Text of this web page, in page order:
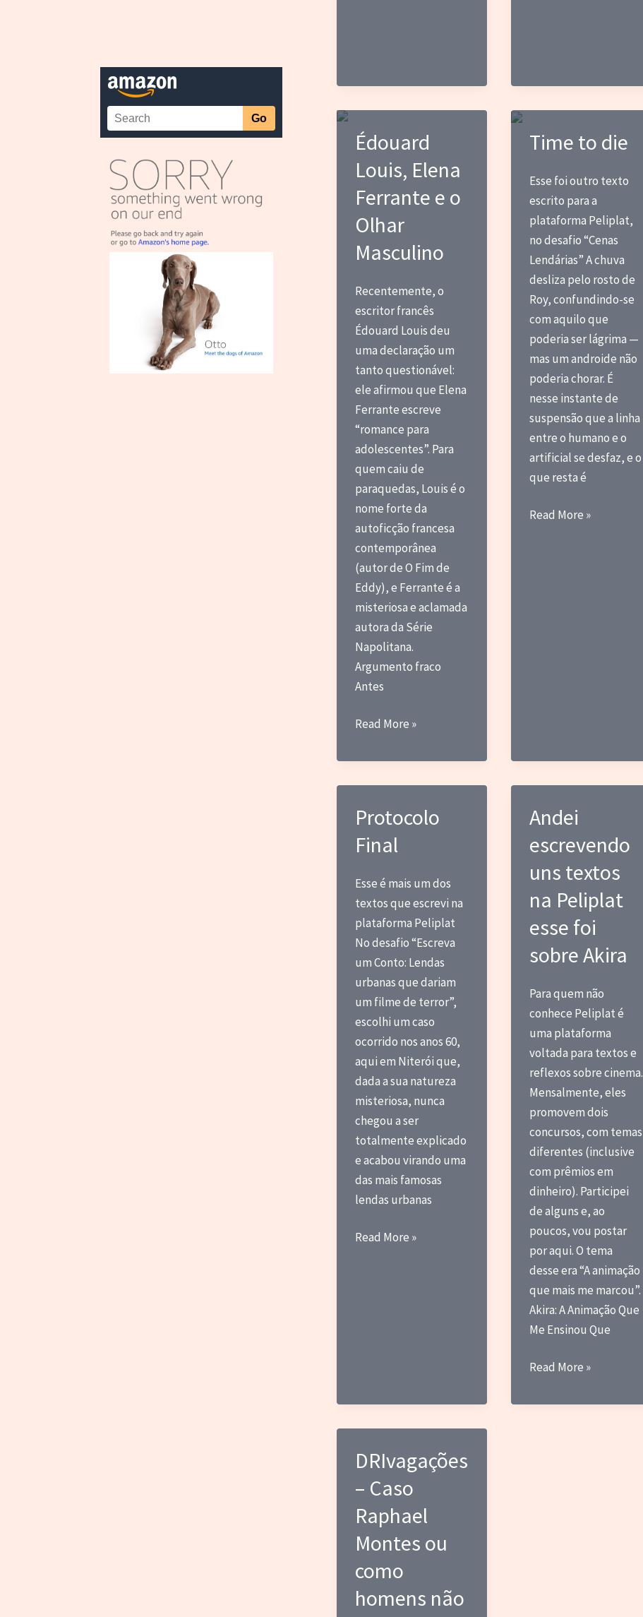
Édouard
Louis, Elena
Ferrante e o
Olhar
Masculino
Recentemente, o
escritor francês
Édouard Louis deu
uma declaração um
tanto questionável:
ele afirmou que Elena
Ferrante escreve
“romance para
adolescentes”. Para
quem caiu de
paraquedas, Louis é o
nome forte da
autoficção francesa
contemporânea
(autor de O Fim de
Eddy), e Ferrante é a
misteriosa e aclamada
autora da Série
Napolitana.
Argumento fraco
Antes
Édouard
Elena
Ferrante
o
Olhar
Read More »
Time to die
Esse foi outro texto
escrito para a
plataforma Peliplat,
no desafio “Cenas
Lendárias” A chuva
desliza pelo rosto de
Roy, confundindo-se
com aquilo que
poderia ser lágrima —
mas um androide não
poderia chorar. É
nesse instante de
suspensão que a linha
entre o humano e o
artificial se desfaz, e o
que resta é
Time
Read More »
Protocolo
Final
Esse é mais um dos
textos que escrevi na
plataforma Peliplat
No desafio “Escreva
um Conto: Lendas
urbanas que dariam
um filme de terror”,
escolhi um caso
ocorrido nos anos 60,
aqui em Niterói que,
dada a sua natureza
misteriosa, nunca
chegou a ser
totalmente explicado
e acabou virando uma
das mais famosas
lendas urbanas
Protocolo
Read More »
Andei
escrevendo
uns textos
na Peliplat
esse foi
sobre Akira
Para quem não
conhece Peliplat é
uma plataforma
voltada para textos e
reflexos sobre cinema.
Mensalmente, eles
promovem dois
concursos, com temas
diferentes (inclusive
com prêmios em
dinheiro). Participei
de alguns e, ao
poucos, vou postar
por aqui. O tema
desse era “A animação
que mais me marcou”.
Akira: A Animação Que
Me Ensinou Que
Andei
uns
Read More »
DRIvagações
– Caso
Raphael
Montes ou
como
homens não